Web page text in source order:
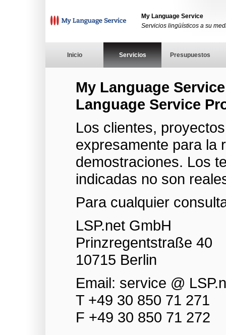
My Language Service
Servicios lingüísticos a su
Inicio Servicios Presupuestos
My Language
Language Service
Los clientes,
expresamente para la
demostraciones. Los
indicadas no son
Para cualquier
LSP.net GmbH
Prinzregentstraße 40
10715 Berlin
Email: service @
T +49 30 850 71 271
F +49 30 850 71 272